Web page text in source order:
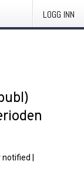
LOGG INN
notified